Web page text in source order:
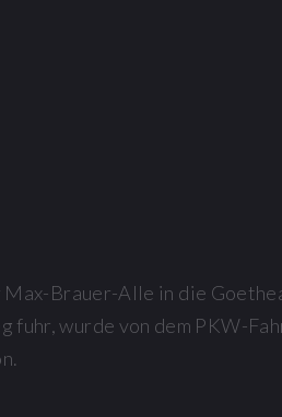
Brauer-Alle in die
wurde von dem PKW-